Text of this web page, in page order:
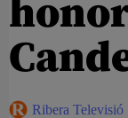
Ribera Televisió